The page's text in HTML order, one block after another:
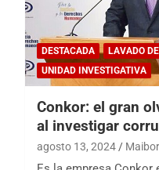
DESTACADA LAVADO
UNIDAD INVESTIGATIVA
Conkor: el gran
al investigar
agosto 13, 2024